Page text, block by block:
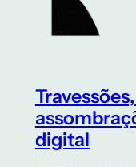
digital